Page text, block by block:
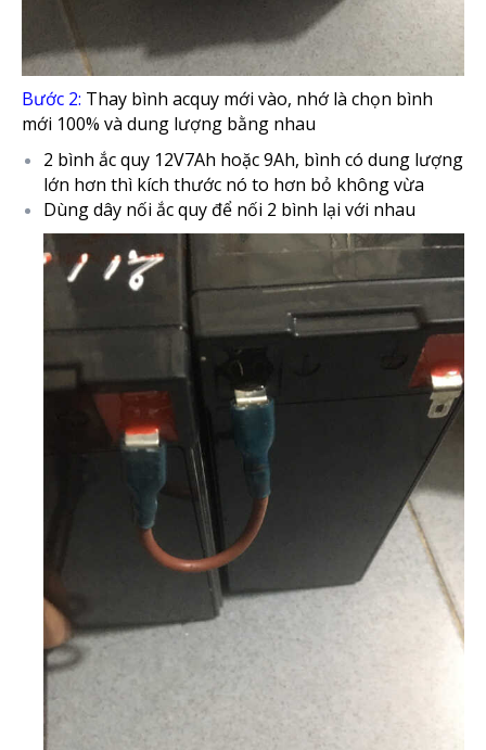
Bước 2: Thay bình acquy mới vào, nhớ là chọn bình
mới 100% và dung lượng bằng nhau
2 bình ắc quy 12V7Ah hoặc 9Ah, bình có dung lượng
lớn hơn thì kích thước nó to hơn bỏ không vừa
Dùng dây nối ắc quy để nối 2 bình lại với nhau